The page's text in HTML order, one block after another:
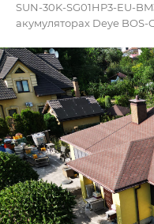
SUN-30K-SG01HP3-EU-
акумуляторах Deye BOS-